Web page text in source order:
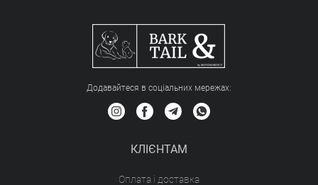
Додавайтеся в соціальних мережах:
КЛІЄНТАМ
Оплата і доставка